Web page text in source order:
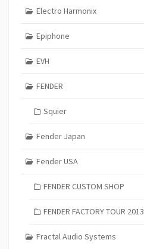
Electro Harmonix
Epiphone
EVH
FENDER
Squier
Fender Japan
Fender USA
FENDER CUSTOM SHOP
FENDER FACTORY TOUR 2013
Fractal Audio Systems